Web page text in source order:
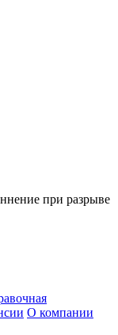
при разрыве
О компании